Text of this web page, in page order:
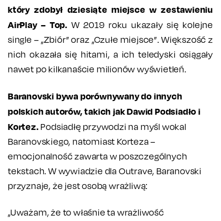
który zdobył dziesiąte miejsce w zestawieniu
AirPlay – Top. W 2019 roku ukazały się kolejne
single – „Zbiór” oraz „Czułe miejsce”. Większość z
nich okazała się hitami, a ich teledyski osiągały
nawet po kilkanaście milionów wyświetleń.
Baranovski bywa porównywany do innych
polskich autorów, takich jak Dawid Podsiadło i
Kortez. Podsiadłę przywodzi na myśl wokal
Baranovskiego, natomiast Korteza –
emocjonalność zawarta w poszczególnych
tekstach. W wywiadzie dla Outrave, Baranovski
przyznaje, że jest osobą wrażliwą:
„Uważam, że to właśnie ta wrażliwość